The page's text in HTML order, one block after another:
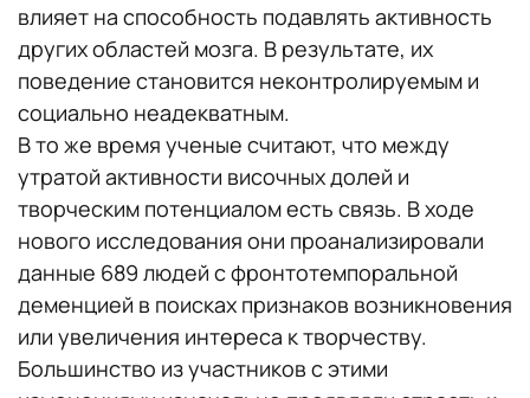
влияет на способность подавлять активность
других областей мозга. В результате, их
поведение становится неконтролируемым и
социально неадекватным.
В то же время ученые считают, что между
утратой активности височных долей и
творческим потенциалом есть связь. В ходе
нового исследования они проанализировали
данные 689 людей с фронтотемпоральной
деменцией в поисках признаков возникновения
или увеличения интереса к творчеству.
Большинство из участников с этими